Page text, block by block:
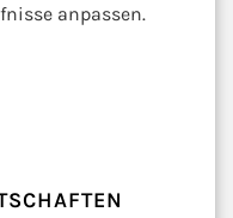
anpassen.